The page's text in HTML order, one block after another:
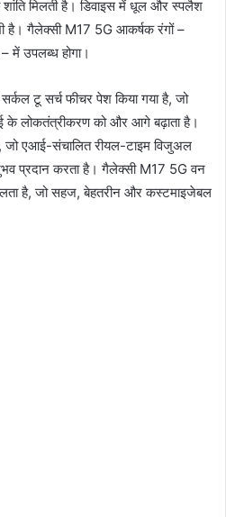
मिलती है। डिवाइस में धूल और स्‍पलैश
है। गैलेक्सी M17 5G आकर्षक रंगों –
में उपलब्ध होगा।
टू सर्च फीचर पेश किया गया है, जो
के लोकतंत्रीकरण को और आगे बढ़ाता है।
जो एआई-संचालित रीयल-टाइम विजुअल
प्रदान करता है। गैलेक्सी M17 5G वन
है, जो सहज, बेहतरीन और कस्टमाइजेबल